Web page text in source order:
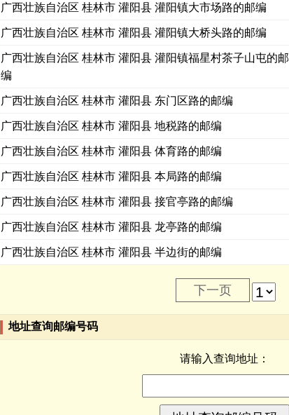
广西壮族自治区 桂林市 灌阳县 灌阳镇大市场路的邮编
广西壮族自治区 桂林市 灌阳县 灌阳镇大桥头路的邮编
广西壮族自治区 桂林市 灌阳县 灌阳镇福星村茶子山屯的邮
编
广西壮族自治区 桂林市 灌阳县 东门区路的邮编
广西壮族自治区 桂林市 灌阳县 地税路的邮编
广西壮族自治区 桂林市 灌阳县 体育路的邮编
广西壮族自治区 桂林市 灌阳县 本局路的邮编
广西壮族自治区 桂林市 灌阳县 接官亭路的邮编
广西壮族自治区 桂林市 灌阳县 龙亭路的邮编
广西壮族自治区 桂林市 灌阳县 半边街的邮编
下一页
地址查询邮编号码
请输入查询地址：